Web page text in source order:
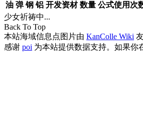
油 弹 钢 铝 开发资材 数量 公式使用次
少女祈祷中...
Back To Top
本站海域信息点图片由 KanColle Wiki
感谢 poi 为本站提供数据支持。如果你